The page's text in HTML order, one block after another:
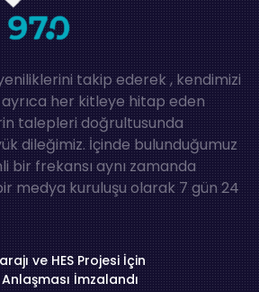
takip ederek , kendimizi
her kitleye hitap eden
talepleri doğrultusunda
dileğimiz. İçinde bulunduğumuz
bir frekansı aynı zamanda
medya kuruluşu olarak 7 gün 24
ve HES Projesi İçin
Anlaşması İmzalandı